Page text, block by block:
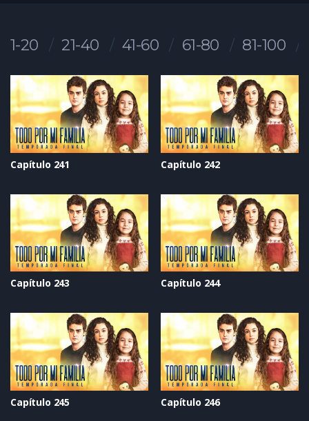
1-20 21-40 41-60 61-80 81-100
Capítulo 241 Capítulo 242
Capítulo 243 Capítulo 244
Capítulo 245 Capítulo 246